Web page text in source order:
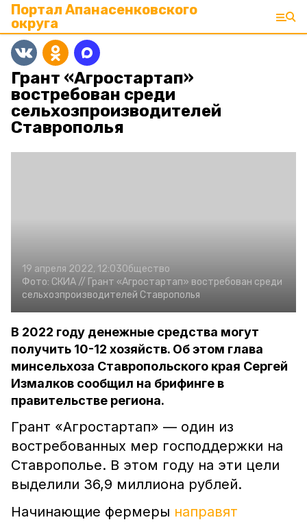
Портал Апанасенковского
округа
Грант «Агростартап»
востребован среди
сельхозпроизводителей
Ставрополья
19 апреля 2022, 12:03Общество
Фото: СКИА // Грант «Агростартап» востребован среди
сельхозпроизводителей Ставрополья
В 2022 году денежные средства могут
получить 10-12 хозяйств. Об этом глава
минсельхоза Ставропольского края Сергей
Измалков сообщил на брифинге в
правительстве региона.
Грант «Агростартап» –– один из
востребованных мер господдержки на
Ставрополье. В этом году на эти цели
выделили 36,9 миллиона рублей.
Начинающие фермеры направят